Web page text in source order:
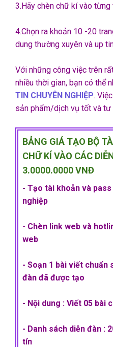
3.Hãy chèn chữ kí vào từng
4.Chọn ra khoản 10 -20
dung thường xuyên và up
Với những công việc trên
nhiều thời gian, bạn có thể
TIN CHUYÊN NGHIỆP.
sản phẩm/dịch vụ tốt và tư
BẢNG GIÁ TẠO BỘ
CHỮ KÍ VÀO CÁC
3.0000.0000 VNĐ
- Tạo tài khoản và
nghiệp
- Chèn link web và
web
- Soạn 1 bài viết chuẩn
đàn đã được tạo
- Nội dung : Viết 05 bài
- Danh sách diễn đàn :
tín